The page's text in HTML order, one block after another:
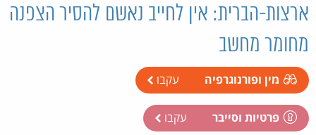
ארצות-הברית: אין לחייב נאשם להסיר הצפנה
מחומר מחשב
מין ופורנוגרפיה עקבו
פרטיות וסייבר עקבו